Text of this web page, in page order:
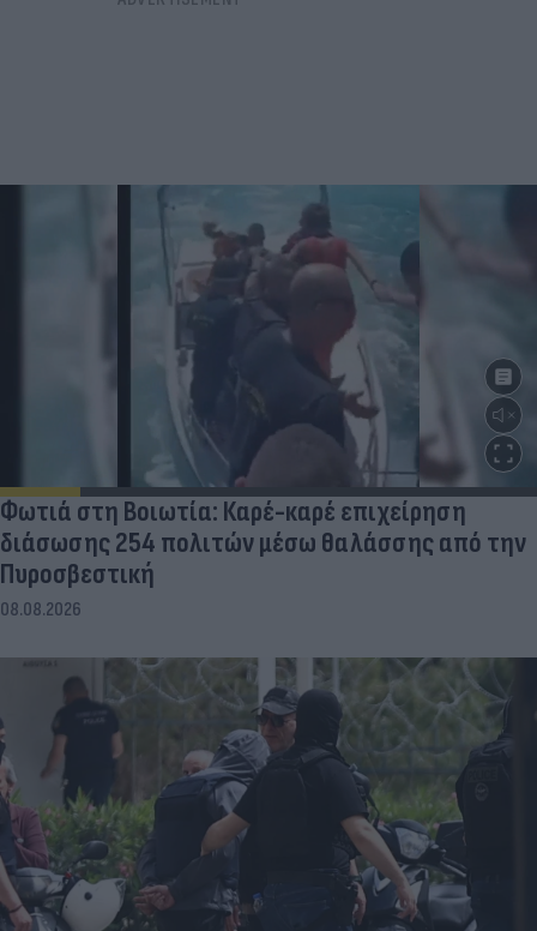
Φωτιά στη Βοιωτία: Καρέ-καρέ επιχείρηση
διάσωσης 254 πολιτών μέσω θαλάσσης από την
Πυροσβεστική
08.08.2026